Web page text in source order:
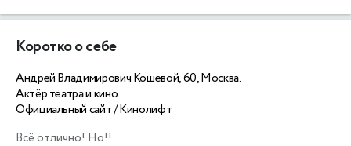
Коротко о себе
Андрей Владимирович Кошевой, 60, Москва.
Актёр театра и кино.
Официальный сайт / Кинолифт
Всё отлично! Но!!